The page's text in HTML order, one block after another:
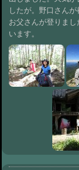
したが。野口さん
お父さんが登りま
います。